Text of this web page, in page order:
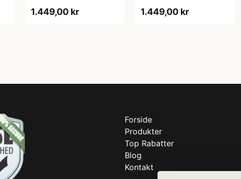
1.449,00 kr 1.449,00 kr
Forside
Produkter
Top Rabatter
Blog
Kontakt